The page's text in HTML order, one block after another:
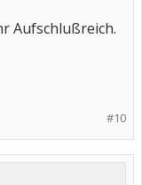
Aufschlußreich.
#10